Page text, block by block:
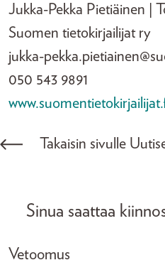
Jukka-Pekka Pietiäinen |
Suomen tietokirjailijat ry
jukka-
050 543 9891
Takaisin sivulle
Sinua saattaa
Vetoomus